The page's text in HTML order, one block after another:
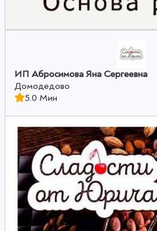
ИП Абросимова Яна Сергеевна
Домодедово
5.0 Мин